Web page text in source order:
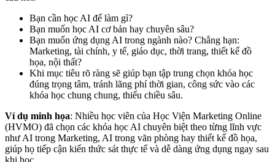
Bạn cần học AI để làm gì?
Bạn muốn học AI cơ bản hay chuyên sâu?
Bạn muốn ứng dụng AI trong ngành nào? Chẳng hạn:
Marketing, tài chính, y tế, giáo dục, thời trang, thiết kế đồ
họa, nội thất?
Khi mục tiêu rõ ràng sẽ giúp bạn tập trung chọn khóa học
đúng trọng tâm, tránh lãng phí thời gian, công sức vào các
khóa học chung chung, thiếu chiều sâu.
Ví dụ minh họa: Nhiều học viên của Học Viện Marketing Online
(HVMO) đã chọn các khóa học AI chuyên biệt theo từng lĩnh vực
như AI trong Marketing, AI trong văn phòng hay thiết kế đồ họa,
giúp họ tiếp cận kiến thức sát thực tế và dễ dàng ứng dụng ngay sau
khi học.